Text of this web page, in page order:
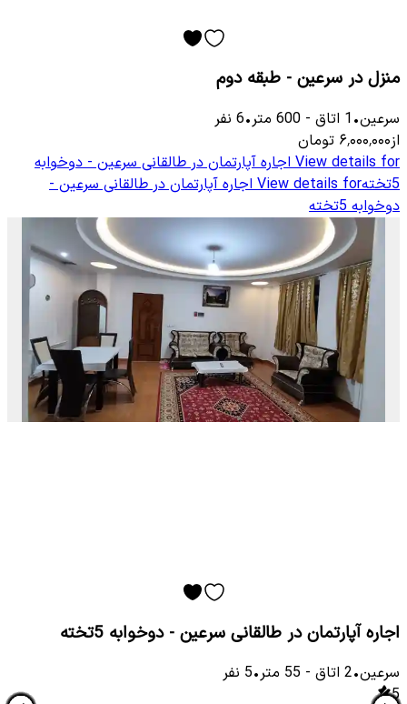
منزل در سرعین - طبقه دوم
سرعین•
1 اتاق -
600 متر•
6 نفر
از۶٬۰۰۰٬۰۰۰ تومان
View details for اجاره آپارتمان در طالقانی سرعین - دوخوابه
5تخته
View details for اجاره آپارتمان در طالقانی سرعین -
دوخوابه 5تخته
اجاره آپارتمان در طالقانی سرعین - دوخوابه 5تخته
سرعین•
2 اتاق -
55 متر•
5 نفر
5